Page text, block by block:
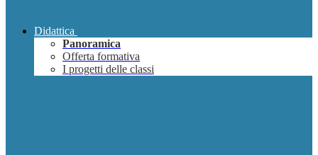
Didattica
Panoramica
Offerta formativa
I progetti delle classi